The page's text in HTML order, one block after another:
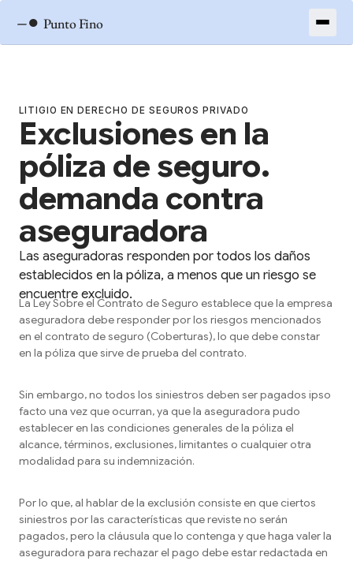
–● Punto Fino
LITIGIO EN DERECHO DE SEGUROS PRIVADO
Exclusiones en la
póliza de seguro.
demanda contra
aseguradora
Las aseguradoras responden por todos los daños
establecidos en la póliza, a menos que un riesgo se
encuentre excluido.
La Ley Sobre el Contrato de Seguro establece que la empresa
aseguradora debe responder por los riesgos mencionados
en el contrato de seguro (Coberturas), lo que debe constar
en la póliza que sirve de prueba del contrato.
Sin embargo, no todos los siniestros deben ser pagados ipso
facto una vez que ocurran, ya que la aseguradora pudo
establecer en las condiciones generales de la póliza el
alcance, términos, exclusiones, limitantes o cualquier otra
modalidad para su indemnización.
Por lo que, al hablar de la exclusión consiste en que ciertos
siniestros por las características que reviste no serán
pagados, pero la cláusula que lo contenga y que haga valer la
aseguradora para rechazar el pago debe estar redactada en